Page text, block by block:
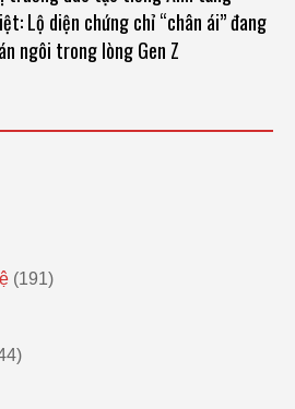
Lộ diện chứng chỉ “chân ái” đang
ngôi trong lòng Gen Z
(191)